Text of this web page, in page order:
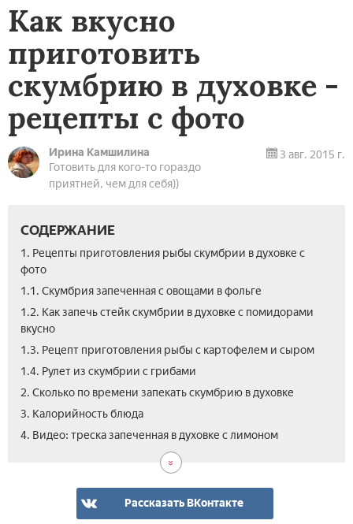
Как вкусно
приготовить
скумбрию в духовке -
рецепты с фото
Ирина Камшилина
Готовить для кого-то гораздо
приятней, чем для себя))
3 авг. 2015 г.
СОДЕРЖАНИЕ
1. Рецепты приготовления рыбы скумбрии в духовке с
фото
1.1. Скумбрия запеченная с овощами в фольге
1.2. Как запечь стейк скумбрии в духовке с помидорами
вкусно
1.3. Рецепт приготовления рыбы с картофелем и сыром
1.4. Рулет из скумбрии с грибами
2. Сколько по времени запекать скумбрию в духовке
3. Калорийность блюда
4. Видео: треска запеченная в духовке с лимоном
Рассказать ВКонтакте